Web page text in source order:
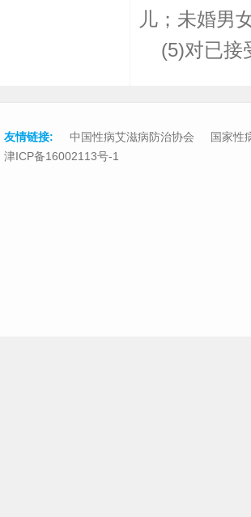
儿；未婚男
(5)对已接
友情链接: 中国性病艾滋病防治协会 国家性
津ICP备16002113号-1